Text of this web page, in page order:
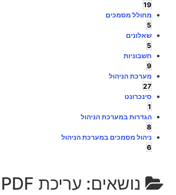
19
מחולל מסמכים
5
שאלונים
5
חשבוניות
9
מערכת הניהול
27
סינכרונט
1
הגדרות במערכת הניהול
8
ניהול מסמכים במערכת הניהול
6
נושאים: עריכת PDF